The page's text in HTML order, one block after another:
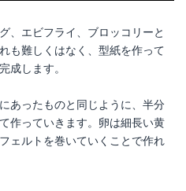
、エビフライ、ブロッコリーと
も難しくはなく、型紙を作って
成します。
あったものと同じように、半分
作っていきます。卵は細長い黄
ェルトを巻いていくことで作れ